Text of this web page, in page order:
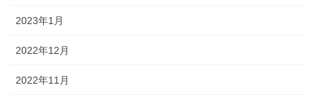
2023年1月
2022年12月
2022年11月